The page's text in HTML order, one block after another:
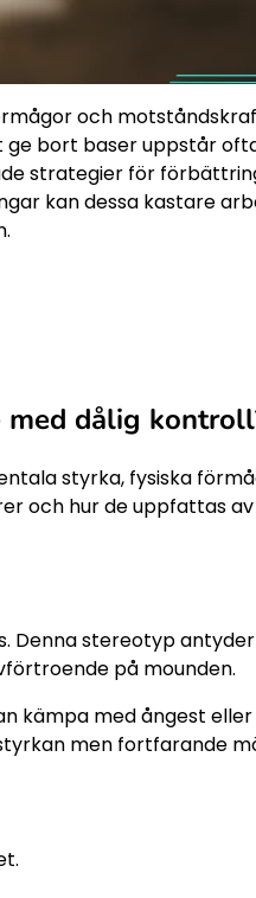
och
ge bort baser uppstår
strategier för
kan dessa kastare
dålig
styrka, fysiska
och hur de uppfattas av
Denna stereotyp
på mounden.
kämpa med ångest eller
men fortfarande